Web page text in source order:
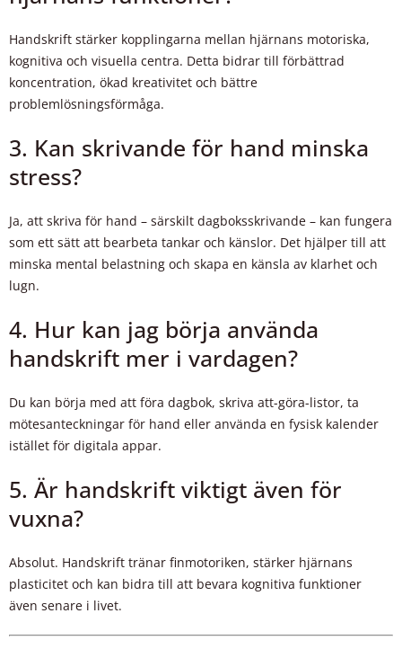
Handskrift stärker kopplingarna mellan hjärnans motoriska,
kognitiva och visuella centra. Detta bidrar till förbättrad
koncentration, ökad kreativitet och bättre
problemlösningsförmåga.
3. Kan skrivande för hand minska
stress?
Ja, att skriva för hand – särskilt dagboksskrivande – kan fungera
som ett sätt att bearbeta tankar och känslor. Det hjälper till att
minska mental belastning och skapa en känsla av klarhet och
lugn.
4. Hur kan jag börja använda
handskrift mer i vardagen?
Du kan börja med att föra dagbok, skriva att-göra-listor, ta
mötesanteckningar för hand eller använda en fysisk kalender
istället för digitala appar.
5. Är handskrift viktigt även för
vuxna?
Absolut. Handskrift tränar finmotoriken, stärker hjärnans
plasticitet och kan bidra till att bevara kognitiva funktioner
även senare i livet.